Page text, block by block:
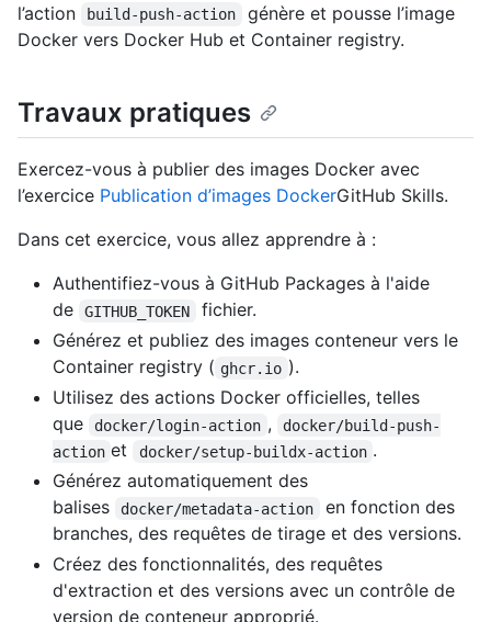
l’action
build-push-action
génère et pousse l’image
Docker vers Docker Hub et Container registry.
Travaux pratiques
Exercez-vous à publier des images Docker avec
l’exercice Publication d’images DockerGitHub Skills.
Dans cet exercice, vous allez apprendre à :
Authentifiez-vous à GitHub Packages à l'aide
de
GITHUB_TOKEN
fichier.
Générez et publiez des images conteneur vers le
Container registry ( ghcr.io ).
Utilisez des actions Docker officielles, telles
que
docker/login-action ,
docker/build-push-
action et docker/setup-buildx-action .
Générez automatiquement des
balises
docker/metadata-action
en fonction des
branches, des requêtes de tirage et des versions.
Créez des fonctionnalités, des requêtes
d'extraction et des versions avec un contrôle de
version de conteneur approprié.